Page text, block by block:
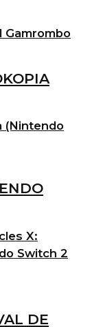
Gamrombo
(Nintendo
X:
Switch 2